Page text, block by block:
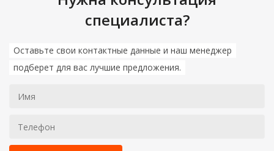
специалиста?
Оставьте свои контактные данные и наш менеджер
подберет для вас лучшие предложения.